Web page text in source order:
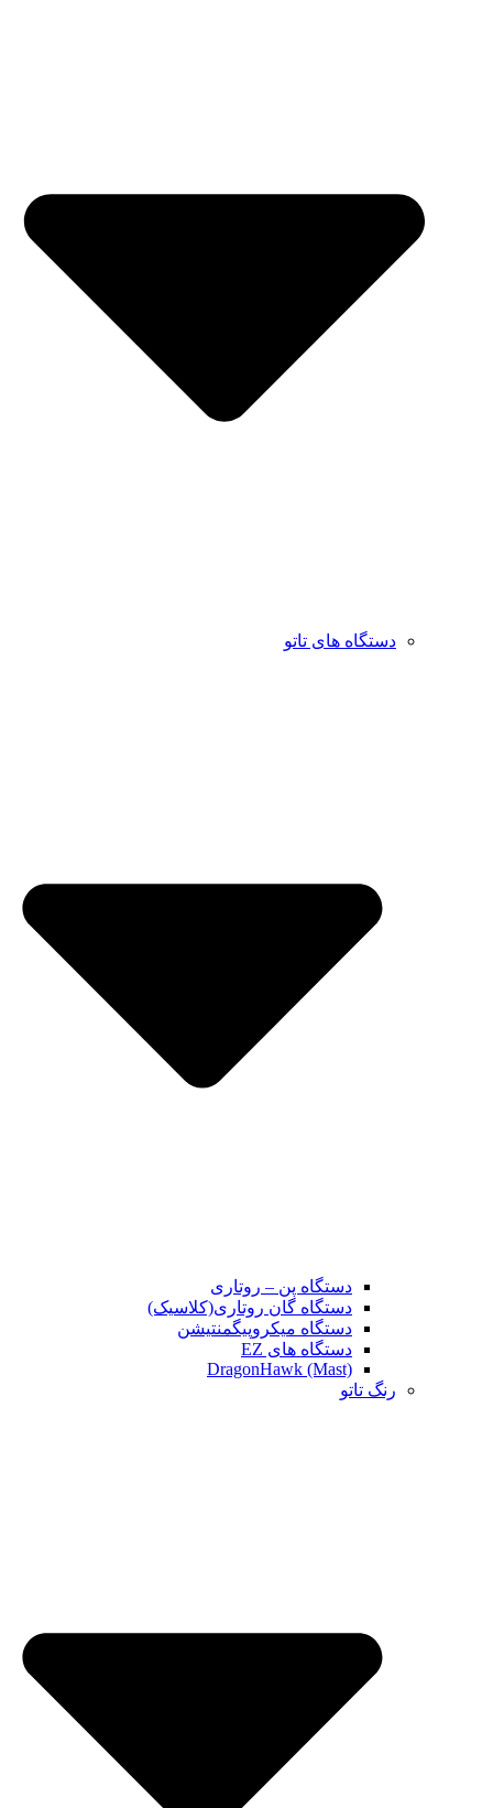
دستگاه های تاتو
دستگاه پن – روتاری
دستگاه گان روتاری(کلاسیک)
دستگاه میکروپیگمنتیشن
دستگاه های EZ
DragonHawk (Mast)
رنگ تاتو